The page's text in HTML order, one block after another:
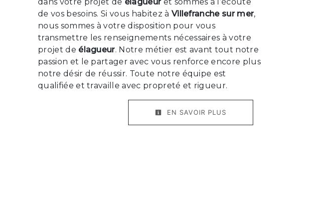
de vos besoins. Si vous habitez à Villefranche sur mer,
nous sommes à votre disposition pour vous
transmettre les renseignements nécessaires à votre
projet de élagueur. Notre métier est avant tout notre
passion et le partager avec vous renforce encore plus
notre désir de réussir. Toute notre équipe est
qualifiée et travaille avec propreté et rigueur.
EN SAVOIR PLUS